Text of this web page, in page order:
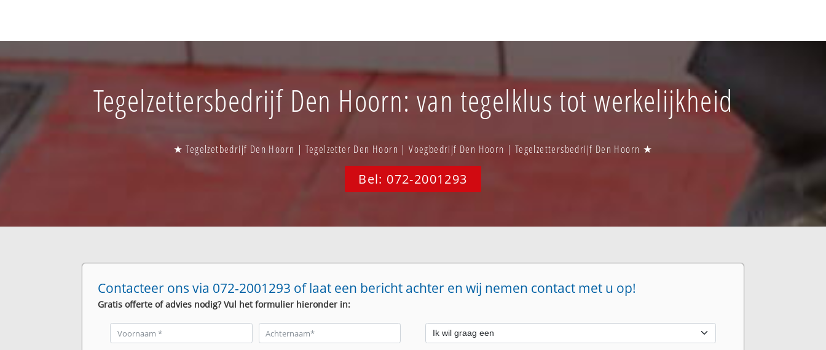
Tegelzettersbedrijf Den Hoorn: van tegelklus tot werkelijkheid
★ Tegelzetbedrijf Den Hoorn | Tegelzetter Den Hoorn | Voegbedrijf Den Hoorn | Tegelzettersbedrijf Den Hoorn ★
Bel: 072-2001293
Contacteer ons via 072-2001293 of laat een bericht achter en wij nemen contact met u op!
Gratis offerte of advies nodig? Vul het formulier hieronder in: